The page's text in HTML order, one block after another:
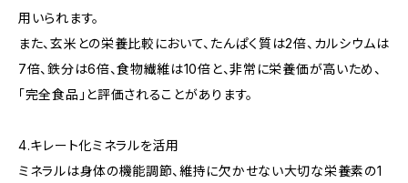
用いられます。
また、玄米との栄養比較において、たんぱく質は2倍、カルシウムは
7倍、鉄分は6倍、食物繊維は10倍と、非常に栄養価が高いため、
「完全食品」と評価されることがあります。
4.キレート化ミネラルを活用
ミネラルは身体の機能調節、維持に欠かせない大切な栄養素の1